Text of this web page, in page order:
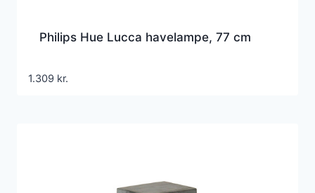
Philips Hue Lucca havelampe, 77 cm
1.309 kr.